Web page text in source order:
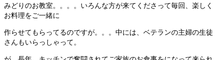
みどりのお教室。。。。いろんな方が来てくださって毎回、楽しく
お料理をご一緒に
作らせてもらってるのですが。。。中には、ベテランの主婦の生徒
さんもいらっしゃって。